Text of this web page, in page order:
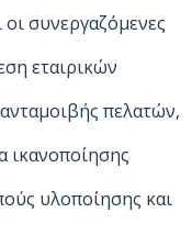
οι συνεργαζόμενες
εταιρικών
πελατών,
ικανοποίησης
υλοποίησης και